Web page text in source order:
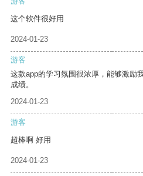
这个软件很好用
2024-01-23
游客
这款app的学习氛围很浓厚，能够激励
成绩。
2024-01-23
游客
超棒啊 好用
2024-01-23